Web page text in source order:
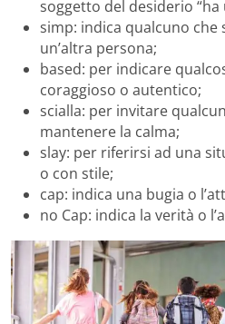
soggetto del desiderio “ha
simp: indica qualcuno
un’altra persona;
based: per indicare
coraggioso o autentico;
scialla: per invitare
mantenere la calma;
slay: per riferirsi ad una
o con stile;
cap: indica una bugia o
no Cap: indica la verità o